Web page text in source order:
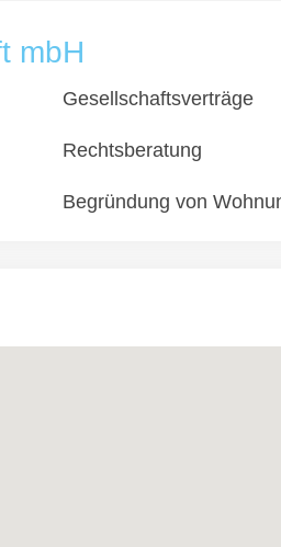
mbH
Gesellschaftsverträge
Rechtsberatung
Begründung von